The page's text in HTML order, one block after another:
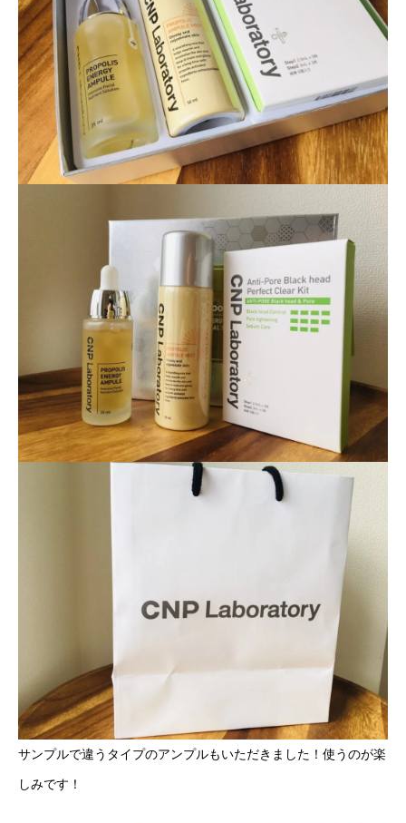
サンプルで違うタイプのアンプルもいただきました！使うのが楽
しみです！